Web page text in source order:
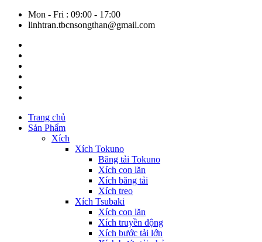
Mon - Fri : 09:00 - 17:00
linhtran.tbcnsongthan@gmail.com
Trang chủ
Sản Phẩm
Xích
Xích Tokuno
Băng tải Tokuno
Xích con lăn
Xích băng tải
Xích treo
Xích Tsubaki
Xích con lăn
Xích truyền động
Xích bước tải lớn